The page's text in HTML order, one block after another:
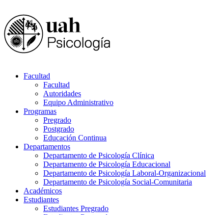
Facultad
Facultad
Autoridades
Equipo Administrativo
Programas
Pregrado
Postgrado
Educación Continua
Departamentos
Departamento de Psicología Clínica
Departamento de Psicología Educacional
Departamento de Psicología Laboral-Organizacional
Departamento de Psicología Social-Comunitaria
Académicos
Estudiantes
Estudiantes Pregrado